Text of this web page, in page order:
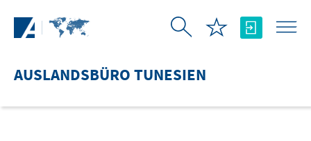
AUSLANDSBÜRO TUNESIEN